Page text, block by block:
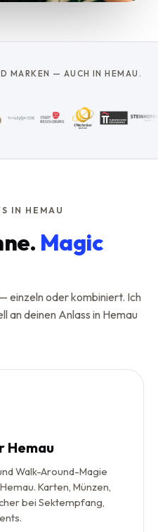
MARKEN — AUCH IN HEMAU.
IN HEMAU
Magic
einzeln oder kombiniert. Ich
an deinen Anlass in Hemau
Hemau
Walk-Around-Magie
Karten, Münzen,
bei Sektempfang,